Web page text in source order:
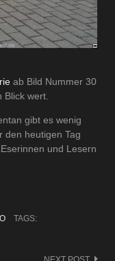
ab Bild Nummer 30
Blick wert.
gibt es wenig
den heutigen Tag
und Lesern
TAGS: